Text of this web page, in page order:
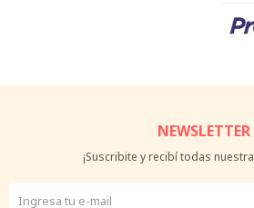
NEWSLETTER
¡Suscribite y recibí todas